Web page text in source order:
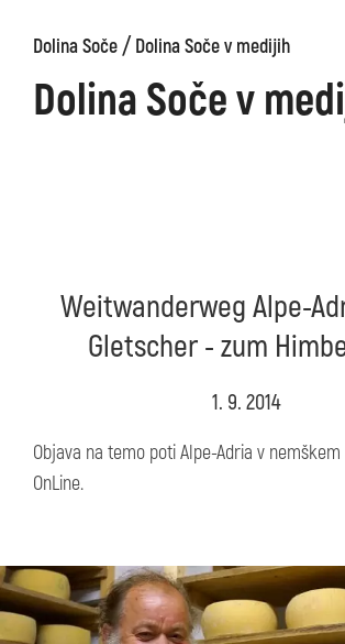
Dolina Soče/Dolina Soče v medijih
Dolina Soče v
Weitwanderweg Alpe-
Gletscher - zum
1. 9. 2014
Objava na temo poti Alpe-Adria v
OnLine.